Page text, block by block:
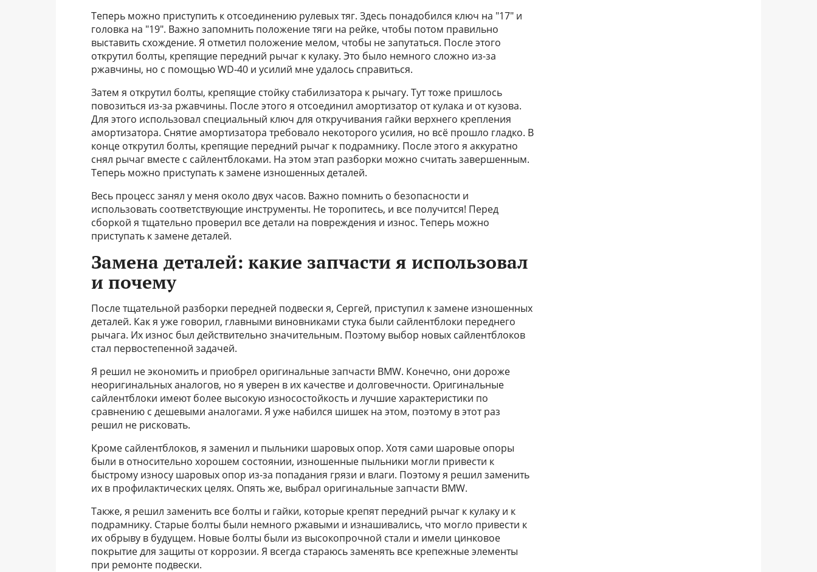
Теперь можно приступить к отсоединению рулевых тяг. Здесь понадобился ключ на "17" и
головка на "19". Важно запомнить положение тяги на рейке, чтобы потом правильно
выставить схождение. Я отметил положение мелом, чтобы не запутаться. После этого
открутил болты, крепящие передний рычаг к кулаку. Это было немного сложно из-за
ржавчины, но с помощью WD-40 и усилий мне удалось справиться.
Затем я открутил болты, крепящие стойку стабилизатора к рычагу. Тут тоже пришлось
повозиться из-за ржавчины. После этого я отсоединил амортизатор от кулака и от кузова.
Для этого использовал специальный ключ для откручивания гайки верхнего крепления
амортизатора. Снятие амортизатора требовало некоторого усилия, но всё прошло гладко. В
конце открутил болты, крепящие передний рычаг к подрамнику. После этого я аккуратно
снял рычаг вместе с сайлентблоками. На этом этап разборки можно считать завершенным.
Теперь можно приступать к замене изношенных деталей.
Весь процесс занял у меня около двух часов. Важно помнить о безопасности и
использовать соответствующие инструменты. Не торопитесь, и все получится! Перед
сборкой я тщательно проверил все детали на повреждения и износ. Теперь можно
приступать к замене деталей.
Замена деталей: какие запчасти я использовал
и почему
После тщательной разборки передней подвески я, Сергей, приступил к замене изношенных
деталей. Как я уже говорил, главными виновниками стука были сайлентблоки переднего
рычага. Их износ был действительно значительным. Поэтому выбор новых сайлентблоков
стал первостепенной задачей.
Я решил не экономить и приобрел оригинальные запчасти BMW. Конечно, они дороже
неоригинальных аналогов, но я уверен в их качестве и долговечности. Оригинальные
сайлентблоки имеют более высокую износостойкость и лучшие характеристики по
сравнению с дешевыми аналогами. Я уже набился шишек на этом, поэтому в этот раз
решил не рисковать.
Кроме сайлентблоков, я заменил и пыльники шаровых опор. Хотя сами шаровые опоры
были в относительно хорошем состоянии, изношенные пыльники могли привести к
быстрому износу шаровых опор из-за попадания грязи и влаги. Поэтому я решил заменить
их в профилактических целях. Опять же, выбрал оригинальные запчасти BMW.
Также, я решил заменить все болты и гайки, которые крепят передний рычаг к кулаку и к
подрамнику. Старые болты были немного ржавыми и изнашивались, что могло привести к
их обрыву в будущем. Новые болты были из высокопрочной стали и имели цинковое
покрытие для защиты от коррозии. Я всегда стараюсь заменять все крепежные элементы
при ремонте подвески.